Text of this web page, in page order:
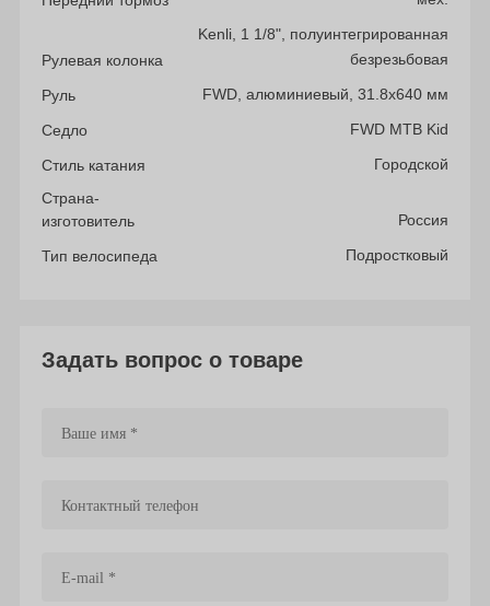
Рулевая колонка
Kenli, 1 1/8", полуинтегрированная
безрезьбовая
Руль FWD, aлюминиевый, 31.8х640 мм
Седло FWD MTB Kid
Стиль катания
Городской
Страна-
изготовитель
Россия
Тип велосипеда Подростковый
Задать вопрос о товаре